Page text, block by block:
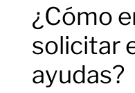
¿Cómo
solicitar
ayudas?